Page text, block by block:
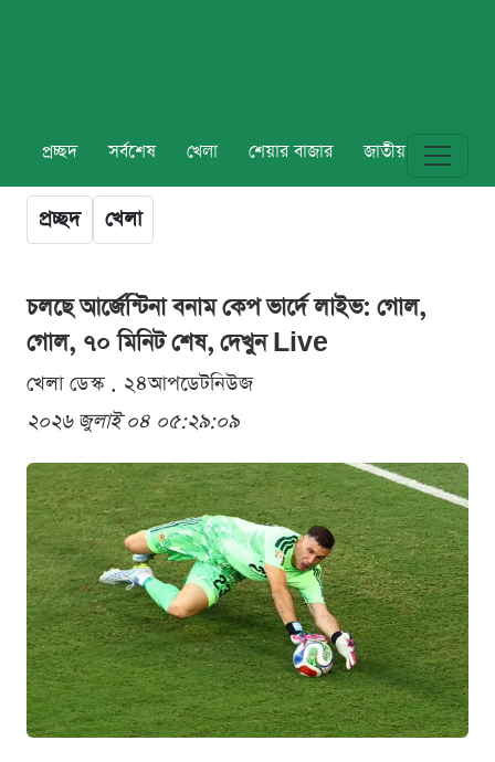
প্রচ্ছদ সর্বশেষ খেলা শেয়ার বাজার জাতীয় বিশ্ব
প্রচ্ছদ খেলা
চলছে আর্জেন্টিনা বনাম কেপ ভার্দে লাইভ: গোল,
গোল, ৭০ মিনিট শেষ, দেখুন Live
খেলা ডেস্ক . ২৪আপডেটনিউজ
২০২৬ জুলাই ০৪ ০৫:২৯:০৯